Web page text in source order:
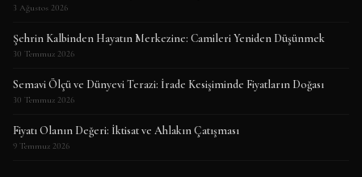
3 Ağustos 2026
Şehrin Kalbinden Hayatın Merkezine: Camileri Yeniden Düşünmek
30 Temmuz 2026
Semavi Ölçü ve Dünyevi Terazi: İrade Kesişiminde Fiyatların Doğası
30 Temmuz 2026
Fiyatı Olanın Değeri: İktisat ve Ahlakın Çatışması
9 Temmuz 2026